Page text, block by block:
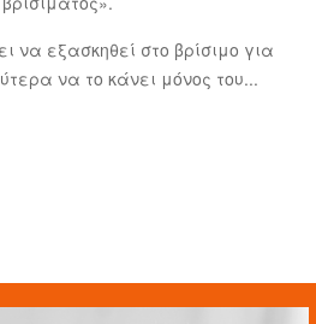
να εξασκηθεί στο βρίσιμο για
να το κάνει μόνος του...